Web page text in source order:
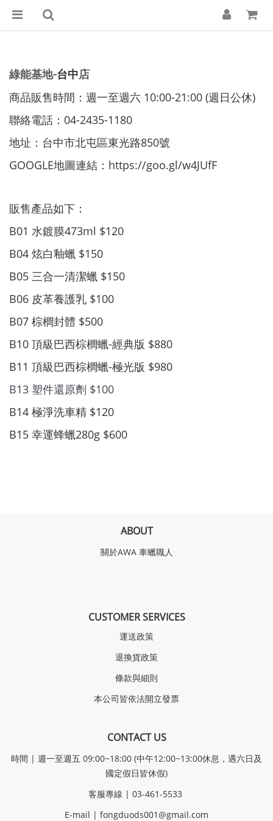
綠能基地-台中店
商品販售時間：週一至週六 10:00-21:00 (週日公休)
聯絡電話： 04-2435-1180
地址：台中市北屯區東光路850號
GOOGLE地圖連結： https://goo.gl/w4JUfF
販售產品如下：
B01 水鍍膜473ml $120
B04 炫白釉蠟 $150
B05 三合一清潔蠟 $150
B06 皮革養護乳 $100
B07 棕櫚封體 $500
B10 頂級巴西棕櫚蠟-經典版 $880
B11 頂級巴西棕櫚蠟-極光版 $980
B13 塑件還原劑 $100
B14 極淨洗車精 $120
B15 幸運蜂蠟280g $600
ABOUT
關於AWA 車蠟職人
CUSTOMER SERVICES
運送政策
退換貨政策
條款與細則
本公司皆依法開立發票
CONTACT US
時間 | 週一至週五 09:00~18:00 (中午12:00~13:00休息，遇六日及
國定假日皆休假)
客服專線 | 03-461-5533
E-mail | fongduods001@gmail.com